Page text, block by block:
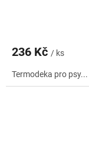
236 Kč / ks
Termodeka pro psy...